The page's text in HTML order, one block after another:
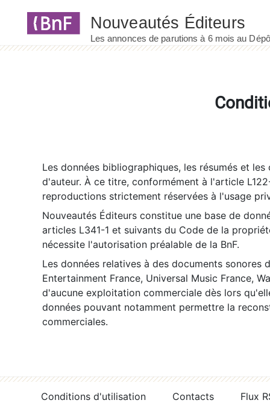
Les données bibliographiques, les résumés et
d'auteur. À ce titre, conformément à l'article
reproductions strictement réservées à l'usage
Nouveautés Éditeurs constitue une base de
articles L341-1 et suivants du Code de la
nécessite l'autorisation préalable de la BnF.
Les données relatives à des documents sonores
Entertainment France, Universal Music France,
d'aucune exploitation commerciale dès lors
données pouvant notamment permettre la
commerciales.
Conditions d'utilisation Contacts
Flux